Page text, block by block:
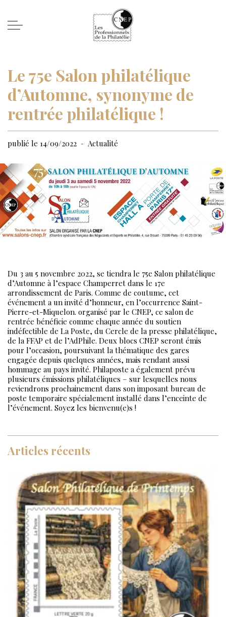
Le 75e Salon philatélique
d’Automne, synonyme de
rentrée philatélique !
publié le 14/09/2022 Actualité
Du 3 au 5 novembre 2022, se tiendra le 75e Salon philatélique
d’Automne à l’espace Champerret dans le 17e
arrondissement de Paris. Comme de coutume, cet
événement a un invité d’honneur, en l’occurrence Saint-
Pierre-et-Miquelon. organisé par le CNEP, ce salon de
rentrée bénéficie comme chaque année du soutien
indéfectible de La Poste, du Cercle de la presse philatélique,
de la FFAP et de l’AdPhile. Deux blocs CNEP seront émis
pour l’occasion, poursuivant la thématique des gares
engagée depuis quelques années, mais rendant aussi
hommage au pays invité. Philaposte a également prévu
plusieurs émissions philatéliques – sur lesquelles nous
reviendrons prochainement dans son imposant bureau de
poste temporaire spécialement installé dans l’enceinte de
l’événement. Soyez les bienvenu(e)s !
Articles récents